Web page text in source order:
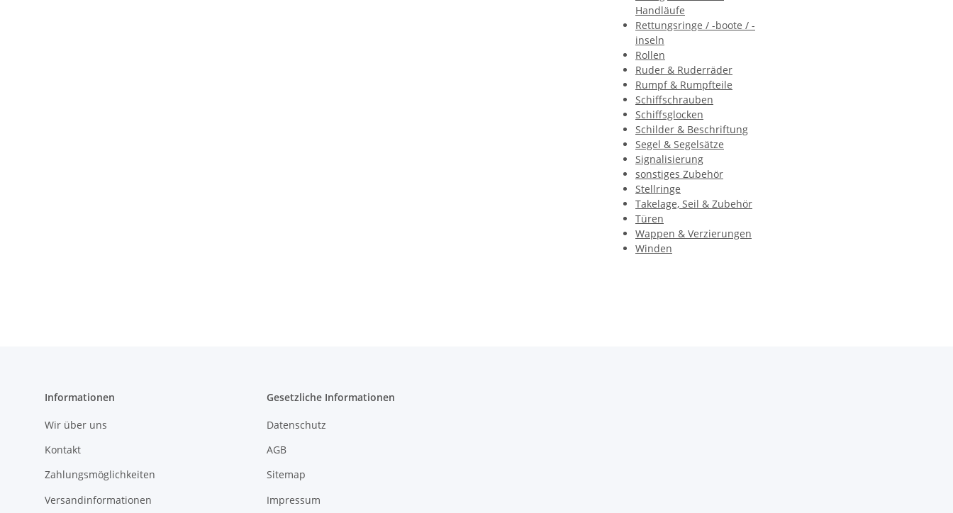
Handläufe
Rettungsringe / -boote / -
inseln
Rollen
Ruder & Ruderräder
Rumpf & Rumpfteile
Schiffschrauben
Schiffsglocken
Schilder & Beschriftung
Segel & Segelsätze
Signalisierung
sonstiges Zubehör
Stellringe
Takelage, Seil & Zubehör
Türen
Wappen & Verzierungen
Winden
Informationen
Wir über uns
Kontakt
Zahlungsmöglichkeiten
Versandinformationen
Gesetzliche Informationen
Datenschutz
AGB
Sitemap
Impressum